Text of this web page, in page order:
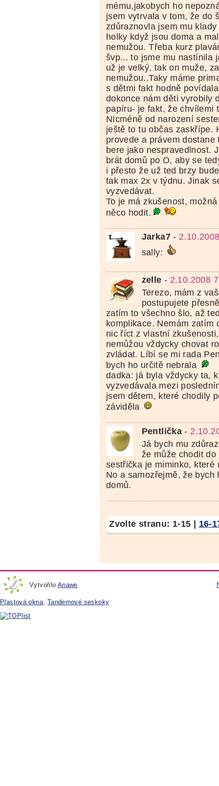
mému,jakobych ho
jsem vytrvala v tom, že do
zdůraznovla jsem mu
holky když jsou doma a
nemužou. Třeba kurz
švp... to jsme mu nastínila
už je velký, tak on muže,
nemužou..Taky máme
s dětmi fakt hodně
dokonce nám děti vyrobily
papíru- je fakt, že chvílemi
NIcméně od narození
ještě to tu občas zaskřípe.
provede a právem
bere jako nespravedlnost.
brát domů po O, aby se
i přesto že už ted brzy
tak max 2x v týdnu. Jinak
vyzvedávat.
To je má zkušenost,
něco hodit.
Jarka7-
sally:
zelle - 2.10.2008
Terezo, mám z
postupujete
zatím to všechno šlo, až
komplikace. Nemám zatím
nic říct z vlastní
nemůžou vždycky chovat
zvládat. Líbí se mi rada
bych ho určitě nebrala
dadka: já byla vždycky ta,
vyzvedávala mezi
jsem dětem, které chodily
záviděla
Pentlička -
Já bych mu
že může chodit
sestřička je miminko, které
No a samozřejmě, že bych
domů.
Zvolte stranu: 1-15 16-
Vytvořilo Anawe
Plastová okna, Tandemové seskoky